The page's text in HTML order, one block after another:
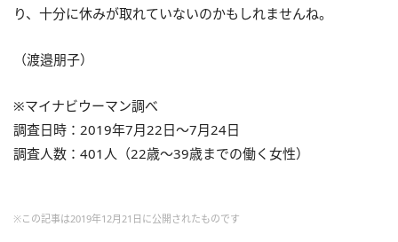
り、十分に休みが取れていないのかもしれませんね。
（渡邉朋子）
※マイナビウーマン調べ
調査日時：2019年7月22日～7月24日
調査人数：401人（22歳～39歳までの働く女性）
※この記事は2019年12月21日に公開されたものです